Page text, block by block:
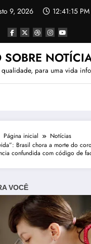
9, 2026 12:41:17 PM
SOBRE
qualidade, para uma vida
Página inicial
Notícias
Brasil chora a morte do
confundida com código de